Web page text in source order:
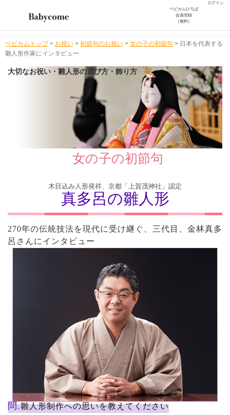
ログイン
ベビカムひろば
会員登録
（無料）
ベビカムトップ> お祝い > 初節句のお祝い > 女の子の初節句 > 日本を代表する
雛人形作家にインタビュー
大切なお祝い・雛人形の選び方・飾り方
女の子の初節句
木目込み人形発祥、京都「上賀茂神社」認定
真多呂の雛人形
270年の伝統技法を現代に受け継ぐ、三代目、金林真多
呂さんにインタビュー
問.雛人形制作への思いを教えてください